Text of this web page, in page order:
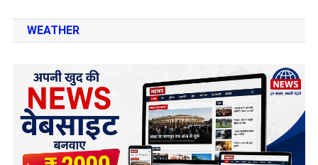
WEATHER